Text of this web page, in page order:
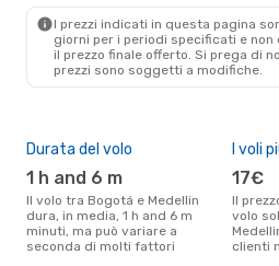
Lun 21 Set- Sab 26 Set
Jetsmart Airlines
Diretto
BOG- MDE
I prezzi indicati in questa pagina
giorni per i periodi specificati e
il ​​prezzo finale offerto. Si prega di
prezzi sono soggetti a modifiche.
Durata del volo
1 h and 6 m
Il volo tra Bogotá e Medellin
dura, in media, 1 h and 6 m
minuti, ma può variare a
seconda di molti fattori
I voli
17€
Il prezzo più economico per un
volo
clienti